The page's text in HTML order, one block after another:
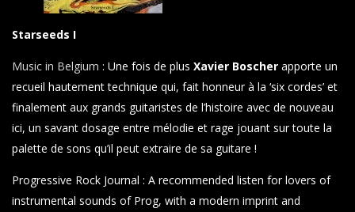
Starseeds I
Music in Belgium : Une fois de plus Xavier Boscher apporte un
recueil hautement technique qui, fait honneur à la ‘six cordes’ et
finalement aux grands guitaristes de l’histoire avec de nouveau
ici, un savant dosage entre mélodie et rage jouant sur toute la
palette de sons qu’il peut extraire de sa guitare !
Progressive Rock Journal : A recommended listen for lovers of
instrumental sounds of Prog, with a modern imprint and